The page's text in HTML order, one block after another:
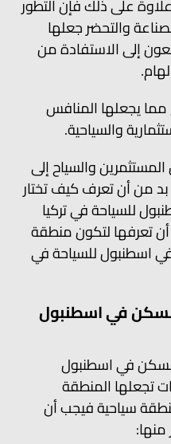
على ذلك فإن التطور
والتحضر جعلها
إلى الاستفادة من
مما يجعلها المنافس
والسياحية.
والسياح إلى
بد من أن تعرف كيف تختار
للسياحة في تركيا
تعرفها لتكون منطقة
للسياحة في
في اسطنبول
في اسطنبول
تجعلها المنطقة
سياحية فيجب أن